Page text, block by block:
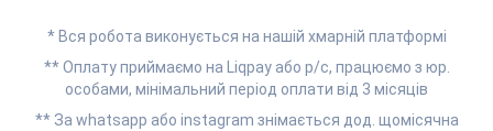
* Вся робота виконується на нашій хмарній платформі
** Оплату приймаємо на Liqpay або р/c, працюємо з юр.
особами, мінімальний період оплати від 3 місяців
** За whatsapp або instagram знімається дод. щомісячна